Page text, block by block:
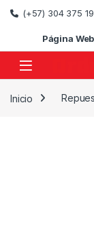
Skip to navigation
Skip to content
(+57) 304 375
Página
Inicio